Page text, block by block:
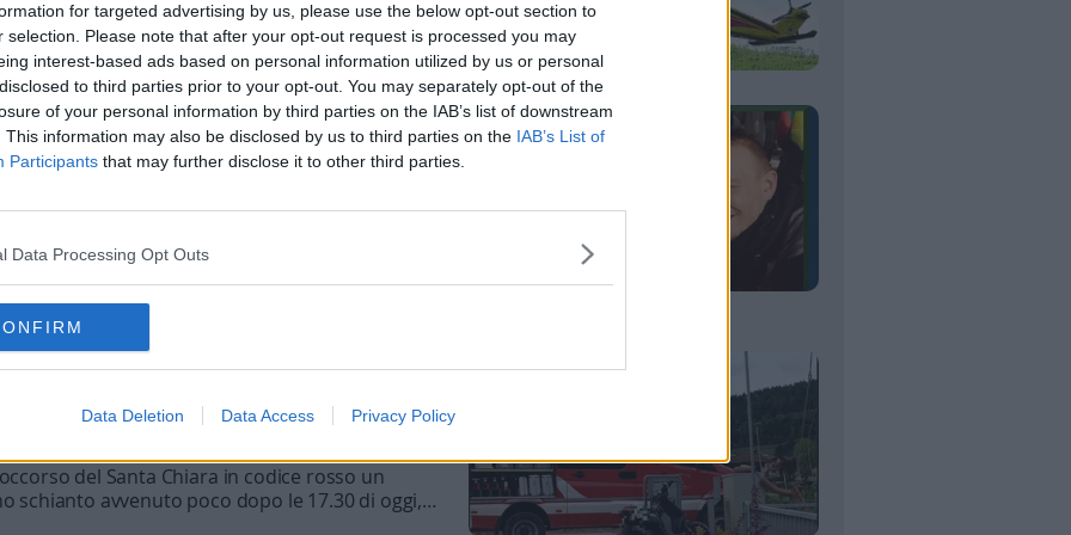
for targeted advertising by us, please use the below opt-out section to
selection. Please note that after your opt-out request is processed you may
interest-based ads based on personal information utilized by us or personal
to third parties prior to your opt-out. You may separately opt-out of the
of your personal information by third parties on the IAB’s list of downstream
This information may also be disclosed by us to third parties on the IAB’s List of
Participants that may further disclose it to other third parties.
Data Processing Opt Outs
Data Deletion Data Access Privacy Policy
alla zona delle piste da sci, inutili i tentativi
rianimare l'uomo
un capriolo, e muore nella caduta, a passo
la moto e finisce nel torrente Avisio
per sempre con il tuo sorriso
di Federico Volani, l'artigiano di 32 anni, che ha
di un incidente in moto, a Rovereto: dolore
per l'addio a una persona molto nota, da sempre
nella notte a Rovereto: muore un giovane di
ciclista Matteo Lorenzi: «Un ragazzo
in moto contro un palo, vicino al
del Santa Chiara in codice rosso un
schianto avvenuto poco dopo le 17.30 di oggi,